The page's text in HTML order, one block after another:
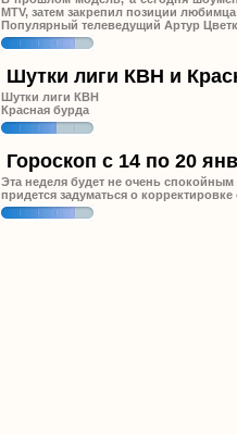
MTV, затем закрепил позиции
Популярный телеведущий Артур
Шутки лиги КВН и
Шутки лиги КВН
Красная бурда
Гороскоп c 14 по 20
Эта неделя будет не очень
придется задуматься о